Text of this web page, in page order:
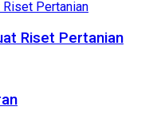
Riset Pertanian